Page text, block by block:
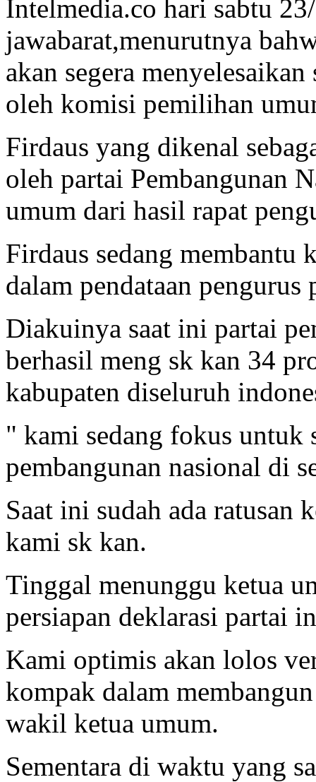
Intelmedia.co hari sabtu
jawabarat,menurutnya
akan segera
oleh komisi pemilihan
Firdaus yang dikenal
oleh partai Pembangunan
umum dari hasil rapat
Firdaus sedang membantu
dalam pendataan
Diakuinya saat ini partai
berhasil meng sk kan 34
kabupaten diseluruh
" kami sedang fokus untuk
pembangunan nasional di
Saat ini sudah ada ratusan
kami sk kan.
Tinggal menunggu ketua
persiapan deklarasi partai
Kami optimis akan lolos
kompak dalam
wakil ketua umum.
Sementara di waktu yang